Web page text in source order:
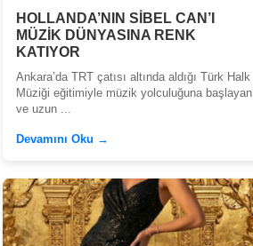
HOLLANDA’NIN SİBEL CAN’I
MÜZİK DÜNYASINA RENK
KATIYOR
Ankara’da TRT çatısı altında aldığı Türk Halk
Müziği eğitimiyle müzik yolculuğuna başlayan
ve uzun ...
Devamını Oku →